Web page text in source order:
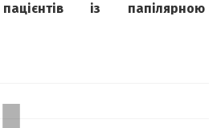
із папілярною
1.63